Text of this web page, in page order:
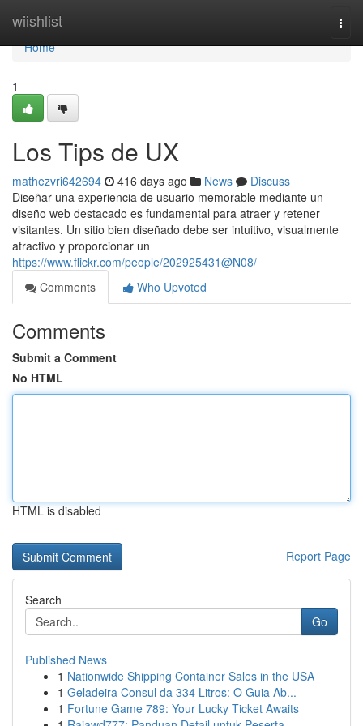
wiishlist
Home
Home
1
Los Tips de UX
mathezvri642694 416 days ago News
Discuss
Diseñar una experiencia de usuario memorable mediante un
diseño web destacado es fundamental para atraer y retener
visitantes. Un sitio bien diseñado debe ser intuitivo, visualmente
atractivo y proporcionar un
https://www.flickr.com/people/202925431@N08/
Comments
Who Upvoted
Comments
Submit a Comment
No HTML
HTML is disabled
Report Page
Search
Go
Published News
1 Nationwide Shipping Container Sales in the USA
1 Geladeira Consul da 334 Litros: O Guia Ab...
1 Fortune Game 789: Your Lucky Ticket Awaits